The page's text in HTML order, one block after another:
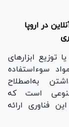
در اروپا
توزیع ابزار‌های
سوءاستفاده
به‌اصطلاح
است که
فناوری ارائه